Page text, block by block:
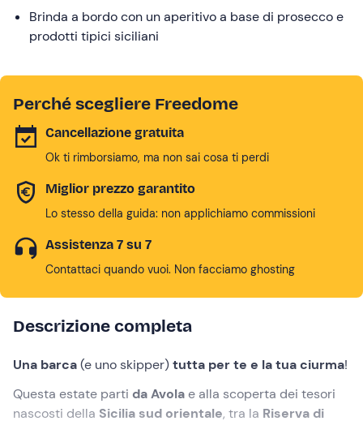
Brinda a bordo con un aperitivo a base di prosecco e
prodotti tipici siciliani
Perché scegliere Freedome
Cancellazione gratuita
Ok ti rimborsiamo, ma non sai cosa ti perdi
Miglior prezzo garantito
Lo stesso della guida: non applichiamo commissioni
Assistenza 7 su 7
Contattaci quando vuoi. Non facciamo ghosting
Descrizione completa
Una barca(e uno skipper)tutta per te e la tua ciurma!
Questa estate parti da Avola e alla scoperta dei tesori
nascosti della Sicilia sud orientale, tra la Riserva di